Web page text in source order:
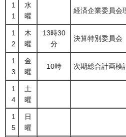
1
1
水
曜
経済企業委員会
1
2
木
曜
13時30
分
決算特別委員会
1
3
金
曜
10時 次期総合計画検
1
4
土
曜
1
5
日
曜